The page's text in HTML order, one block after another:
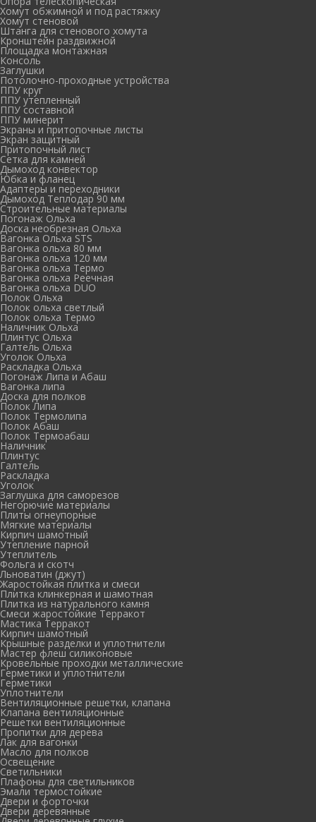
Хомут обжимной и под растяжку
Хомут стеновой
Штанга для стенового хомута
Кронштейн раздвижной
Площадка монтажная
Консоль
Заглушки
Потолочно-проходные устройства
ППУ круг
ППУ утепленный
ППУ составной
ППУ минерит
Экраны и притопочные листы
Экран защитный
Притопочный лист
Сетка для камней
Дымоход конвектор
Юбка и фланец
Адаптеры и переходники
Дымоход Теплодар 90 мм
Cтроительные материалы
Погонаж Ольха
Доска необрезная Ольха
Вагонка Ольха STS
Вагонка ольха 80 мм
Вагонка ольха 120 мм
Вагонка ольха Термо
Вагонка ольха Реечная
Вагонка ольха DUO
Полок Ольха
Полок ольха светлый
Полок ольха Термо
Наличник Ольха
Плинтус Ольха
Галтель Ольха
Уголок Ольха
Раскладка Ольха
Погонаж Липа и Абаш
Вагонка липа
Доска для полков
Полок Липа
Полок Термолипа
Полок Абаш
Полок Термоабаш
Наличник
Плинтус
Галтель
Раскладка
Уголок
Заглушка для саморезов
Негорючие материалы
Плиты огнеупорные
Мягкие материалы
Кирпич шамотный
Утепление парной
Утеплитель
Фольга и скотч
Льноватин (джут)
Жаростойкая плитка и смеси
Плитка клинкерная и шамотная
Плитка из натурального камня
Смеси жаростойкие Терракот
Мастика Терракот
Кирпич шамотный
Крышные разделки и уплотнители
Мастер флеш силиконовые
Кровельные проходки металлические
Герметики и уплотнители
Герметики
Уплотнители
Вентиляционные решетки, клапана
Клапана вентиляционные
Решетки вентиляционные
Пропитки для дерева
Лак для вагонки
Масло для полков
Освещение
Светильники
Плафоны для светильников
Эмали термостойкие
Двери и форточки
Двери деревянные